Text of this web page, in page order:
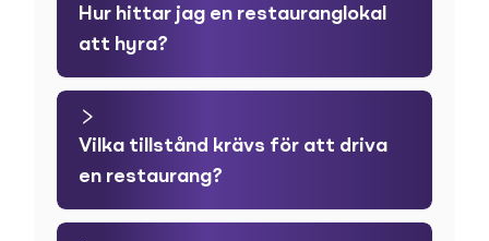
Hur hittar jag en restauranglokal
att hyra?
Vilka tillstånd krävs för att driva
en restaurang?